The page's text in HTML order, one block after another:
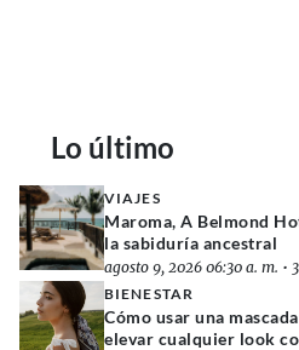
Lo último
VIAJES
Maroma, A Belmond
la sabiduría ancestral
agosto 9, 2026 06:30 a. m. •
BIENESTAR
Cómo usar una
elevar cualquier look